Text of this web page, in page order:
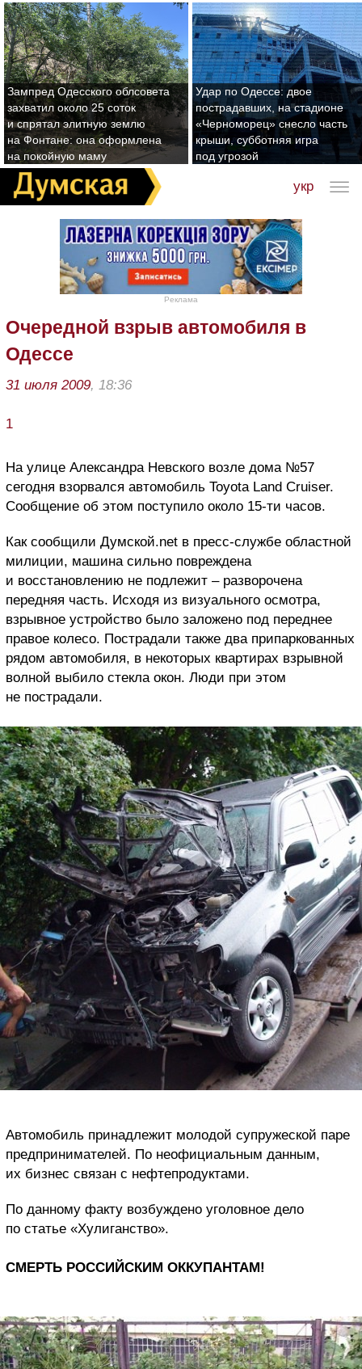
Зампред Одесского облсовета
захватил около 25 соток
и спрятал элитную землю
на Фонтане: она оформлена
на покойную маму
Удар по Одессе: двое
пострадавших, на стадионе
«Черноморец» снесло часть
крыши, субботняя игра
под угрозой
укр
Реклама
Очередной взрыв автомобиля в
Одессе
31 июля 2009, 18:36
1
На улице Александра Невского возле дома №57
сегодня взорвался автомобиль Toyota Land Cruiser.
Сообщение об этом поступило около 15-ти часов.
Как сообщили Думской.net в пресс-службе областной
милиции, машина сильно повреждена
и восстановлению не подлежит – разворочена
передняя часть. Исходя из визуального осмотра,
взрывное устройство было заложено под переднее
правое колесо. Пострадали также два припаркованных
рядом автомобиля, в некоторых квартирах взрывной
волной выбило стекла окон. Люди при этом
не пострадали.
Автомобиль принадлежит молодой супружеской паре
предпринимателей. По неофициальным данным,
их бизнес связан с нефтепродуктами.
По данному факту возбуждено уголовное дело
по статье «Хулиганство».
СМЕРТЬ РОССИЙСКИМ ОККУПАНТАМ!